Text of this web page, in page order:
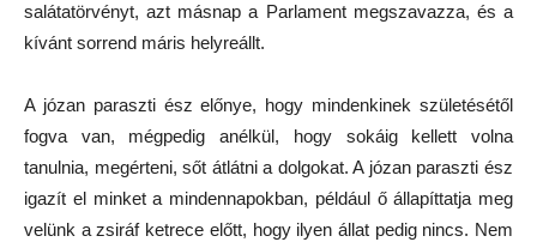
salátatörvényt, azt másnap a Parlament megszavazza, és a
kívánt sorrend máris helyreállt.
A józan paraszti ész előnye, hogy mindenkinek születésétől
fogva van, mégpedig anélkül, hogy sokáig kellett volna
tanulnia, megérteni, sőt átlátni a dolgokat. A józan paraszti ész
igazít el minket a mindennapokban, például ő állapíttatja meg
velünk a zsiráf ketrece előtt, hogy ilyen állat pedig nincs. Nem